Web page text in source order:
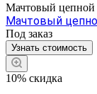
Мачтовый цепной
Мачтовый
Под заказ
Узнать стоимость
10% скидка